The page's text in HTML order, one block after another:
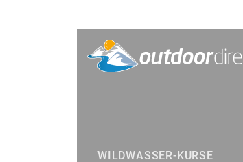
WILDWASSER-KURSE